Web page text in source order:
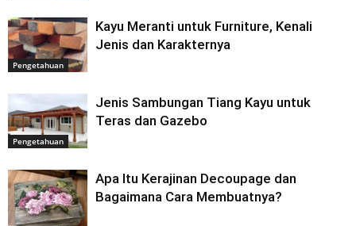
Pengetahuan
Kayu Meranti untuk Furniture, Kenali
Jenis dan Karakternya
Pengetahuan
Jenis Sambungan Tiang Kayu untuk
Teras dan Gazebo
Apa Itu Kerajinan Decoupage dan
Bagaimana Cara Membuatnya?